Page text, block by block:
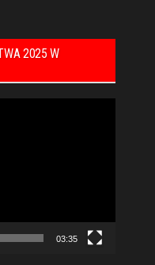
2025 W
03:35